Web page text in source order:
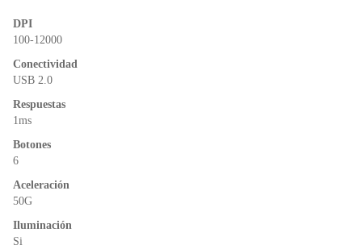
DPI
100-12000
Conectividad
USB 2.0
Respuestas
1ms
Botones
6
Aceleración
50G
Iluminación
Si